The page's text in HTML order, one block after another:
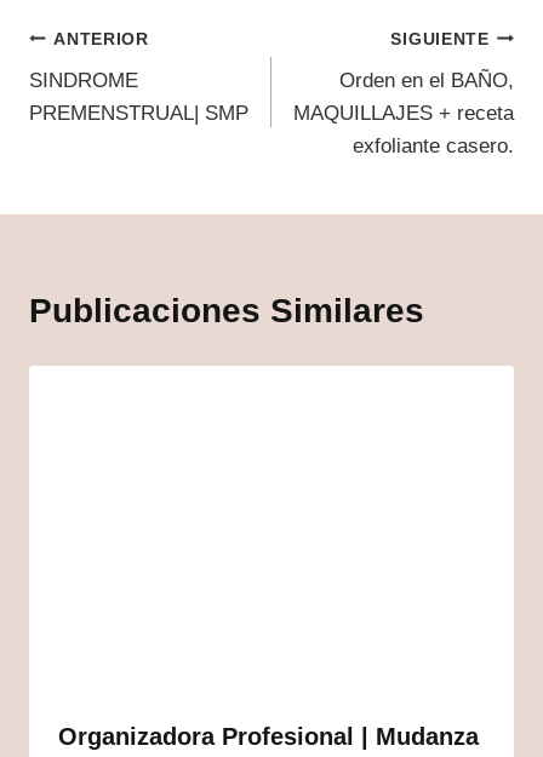
ANTERIOR
SINDROME
PREMENSTRUAL| SMP
SIGUIENTE
Orden en el BAÑO,
MAQUILLAJES + receta
exfoliante casero.
Publicaciones Similares
Organizadora Profesional | Mudanza